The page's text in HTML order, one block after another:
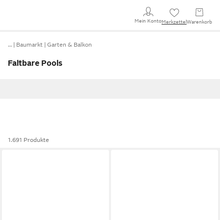
Mein KontoMerkzettel Warenkorb
… Baumarkt Garten & Balkon
Faltbare Pools
1.691 Produkte